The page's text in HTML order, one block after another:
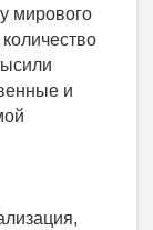
мирового
и